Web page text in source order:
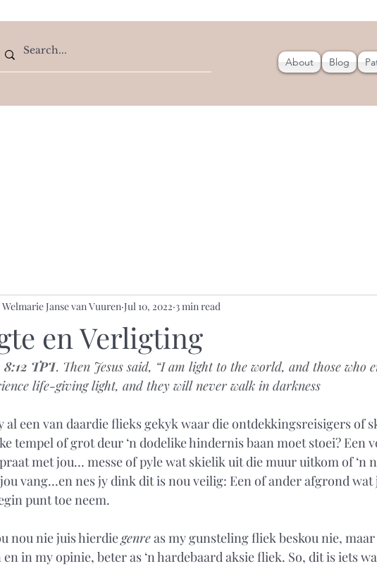
About Blog
en Verligting
Welmarie Janse van Vuuren Jul 10, 2022 3 min read
TPT. Then Jesus said, “I am light to the world, and those who
life-giving light, and they will never walk in darkness
al een van daardie flieks gekyk waar die ontdekkingsreisigers of
tempel of grot deur ‘n dodelike hindernis baan moet stoei? Een
met jou… messe of pyle wat skielik uit die muur uitkom of ‘n
vang…en nes jy dink dit is nou veilig: Een of ander afgrond
punt toe neem.
nou nie juis hierdie genre as my gunsteling fliek beskou nie,
en in my opinie, beter as ‘n hardebaard aksie fliek. So, dit is iets